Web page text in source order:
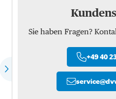
Sie haben Fragen?
+49 40
service@